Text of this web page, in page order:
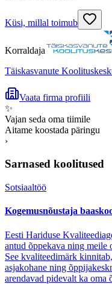
Küsi, millal toimub
Korraldaja
Täiskasvanute
Vaata firma profiili
✨
Vajan seda oma tiimile
Aitame koostada päringu
›
Sarnased koolitused
Sotsiaaltöö
Kogemusnõustaja
Eesti Hariduse
antud õppekava ning meile
See kvaliteedimärk
asjakohane ning
arendavad pidevalt ka oma